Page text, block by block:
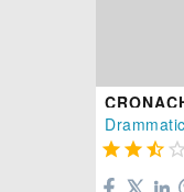
   